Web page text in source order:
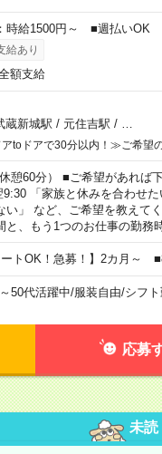
時給1500円～ ■週払い
給あり
額支給
蔵新城駅 / 元住吉駅 /
toドアで30分以内！≫ご希望の
憩60分） ■ご希望があれば
「家族と休みを合わせ
い」 など、ご希望を教えて
と、もう1つのお仕事の勤務
ートOK！急募！】2カ月～
50代活躍中/服装自由/シフ
応募
未読